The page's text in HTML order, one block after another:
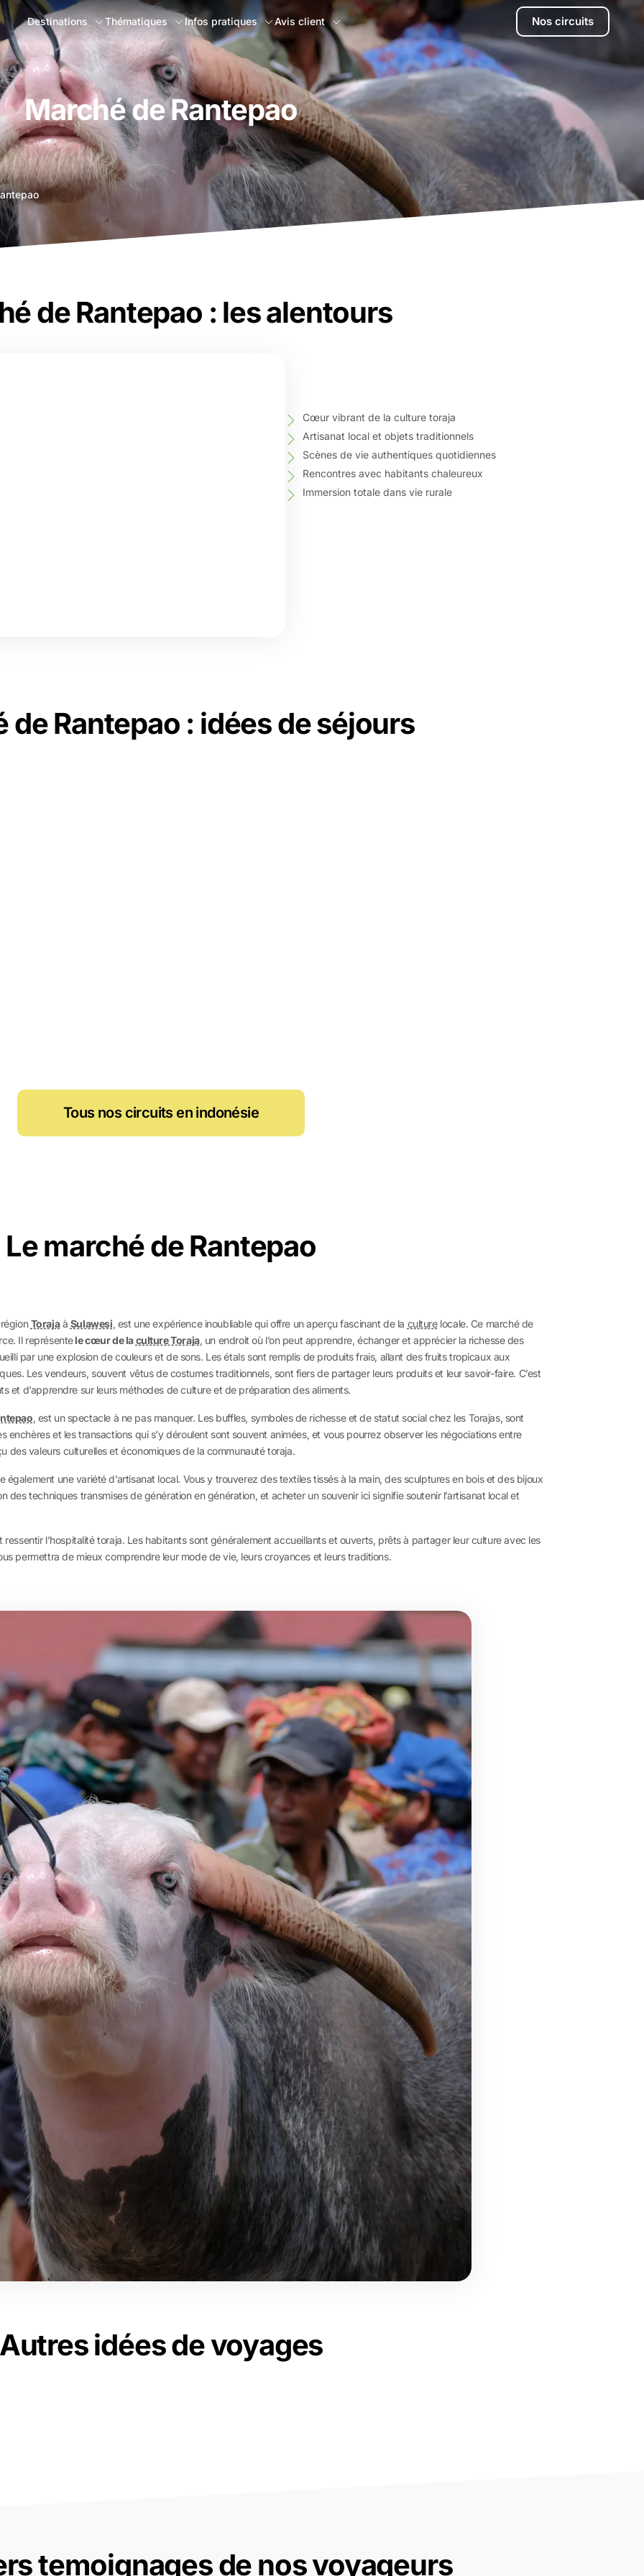
Destinations Thématiques Infos pratiques Avis client Nos circuits
Marché de Rantepao
de Rantepao : les alentours
Cœur vibrant de la culture toraja
Artisanat local et objets traditionnels
Scènes de vie authentiques quotidiennes
Rencontres avec habitants chaleureux
Immersion totale dans vie rurale
de Rantepao : idées de séjours
Tous nos circuits en indonésie
Le marché de Rantepao
Torajaà Sulawesi, est une expérience inoubliable qui offre un aperçu fascinant de la culturelocale. Ce marché de
Il représentele cœur de laculture Toraja, un endroit où l’on peut apprendre, échanger et apprécier la richesse des
par une explosion de couleurs et de sons. Les étals sont remplis de produits frais, allant des fruits tropicaux aux
Les vendeurs, souvent vêtus de costumes traditionnels, sont fiers de partager leurs produits et leur savoir-faire. C’est
et d’apprendre sur leurs méthodes de culture et de préparation des aliments.
, est un spectacle à ne pas manquer. Les buffles, symboles de richesse et de statut social chez les Torajas, sont
enchères et les transactions qui s’y déroulent sont souvent animées, et vous pourrez observer les négociations entre
des valeurs culturelles et économiques de la communauté toraja.
également une variété d’artisanat local. Vous y trouverez des textiles tissés à la main, des sculptures en bois et des bijoux
des techniques transmises de génération en génération, et acheter un souvenir ici signifie soutenir l’artisanat local et
ressentir l’hospitalité toraja. Les habitants sont généralement accueillants et ouverts, prêts à partager leur culture avec les
permettra de mieux comprendre leur mode de vie, leurs croyances et leurs traditions.
Autres idées de voyages
temoignages de nos voyageurs